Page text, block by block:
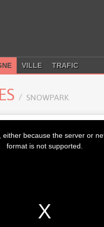
VILLE TRAFIC
SNOWPARK
because the server or
format is not supported.